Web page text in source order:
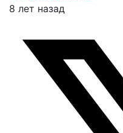
8 лет назад